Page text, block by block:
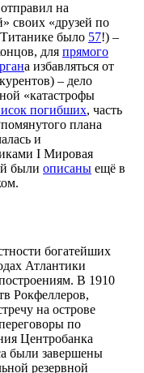
на
своих «друзей по
было 57!) –
для прямого
а избавляться от
– дело
«катастрофы
погибших, часть
плана
и
I Мировая
были описаны ещё в
богатейших
Атлантики
В 1910
Рокфеллеров,
на острове
по
Центробанка
были завершены
резервной